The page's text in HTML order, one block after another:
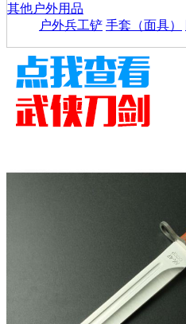
其他户外用品
户外兵工铲 手套（面具）